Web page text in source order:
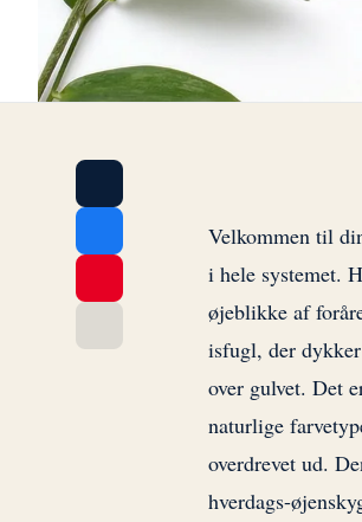
Velkommen til
i hele systemet.
øjeblikke af
isfugl, der
over gulvet. Det
naturlige
overdrevet ud.
hverdags-